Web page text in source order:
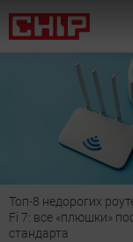
Топ-8 недорогих
Fi 7: все «плюшки»
стандарта